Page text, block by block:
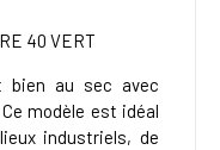
40 VERT
bien au sec avec
modèle est idéal
industriels, de